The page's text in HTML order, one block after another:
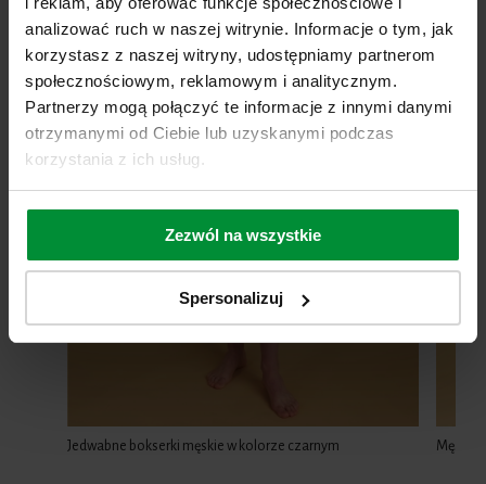
analizować ruch w naszej witrynie. Informacje o tym, jak
korzystasz z naszej witryny, udostępniamy partnerom
społecznościowym, reklamowym i analitycznym.
Partnerzy mogą połączyć te informacje z innymi danymi
otrzymanymi od Ciebie lub uzyskanymi podczas
korzystania z ich usług.
Zezwól na wszystkie
Spersonalizuj
Jedwabne bokserki męskie w kolorze czarnym Męski